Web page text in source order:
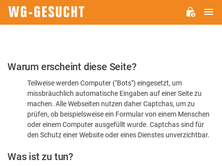
Bitte
dass
sind
Warum erscheint diese Seite?
Teilweise werden Computer ("Bots") eingesetzt, um
missbräuchlich automatische Eingaben auf einer Seite zu
machen. Alle Webseiten nutzen daher Captchas, um zu
prüfen, ob beispielsweise ein Formular von einem Menschen
oder einem Computer ausgefüllt wurde. Captchas sind für
den Schutz einer Website oder eines Dienstes unverzichtbar.
Was ist zu tun?